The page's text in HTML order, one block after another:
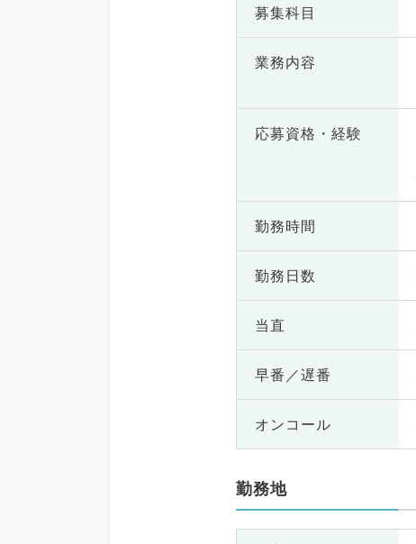
募集科目
業務内容
応募資格・ 経験
勤務時間
勤務日数
当直
早番／遅番
オンコール
勤務地